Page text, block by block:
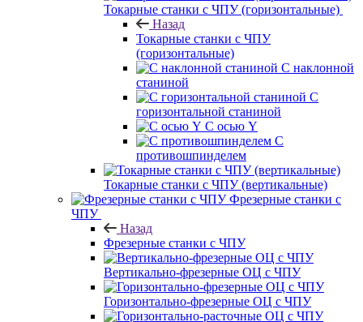
Токарные станки с ЧПУ (горизонтальные)
Назад
Токарные станки с ЧПУ
(горизонтальные)
С наклонной
станиной
С
горизонтальной станиной
С осью Y
С
противошпинделем
Токарные станки с ЧПУ (вертикальные)
Фрезерные станки с
ЧПУ
Назад
Фрезерные станки с ЧПУ
Вертикально-фрезерные ОЦ с ЧПУ
Горизонтально-фрезерные ОЦ с ЧПУ